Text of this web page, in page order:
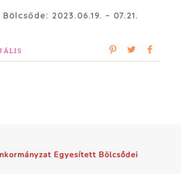
2023.06.19. – 07.21.
Egyesített Bölcsődei